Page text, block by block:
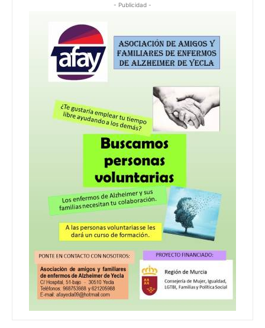
- Publicidad -